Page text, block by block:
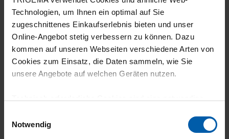
Technologien, um Ihnen ein optimal auf Sie
zugeschnittenes Einkaufserlebnis bieten und unser
Online-Angebot stetig verbessern zu können. Dazu
kommen auf unseren Webseiten verschiedene Arten von
Cookies zum Einsatz, die Daten sammeln, wie Sie
unsere Angebote auf welchen Geräten nutzen.
grundlegende Funktionen wie etwa zur Auswahl und
Notwendig
climate-neutral
shipping
Family business